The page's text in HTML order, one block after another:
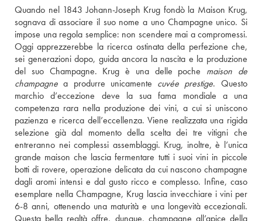
Quando nel 1843 Johann-Joseph Krug fondò la Maison Krug,
sognava di associare il suo nome a uno Champagne unico. Si
impose una regola semplice: non scendere mai a compromessi.
Oggi apprezzerebbe la ricerca ostinata della perfezione che,
sei generazioni dopo, guida ancora la nascita e la produzione
del suo Champagne. Krug è una delle poche maison de
champagne a produrre unicamente cuvée prestige. Questo
marchio d’eccezione deve la sua fama mondiale a una
competenza rara nella produzione dei vini, a cui si uniscono
pazienza e ricerca dell’eccellenza. Viene realizzata una rigida
selezione già dal momento della scelta dei tre vitigni che
entreranno nei complessi assemblaggi. Krug, inoltre, è l’unica
grande maison che lascia fermentare tutti i suoi vini in piccole
botti di rovere, operazione delicata da cui nascono champagne
dagli aromi intensi e dal gusto ricco e complesso. Infine, caso
esemplare nella Champagne, Krug lascia invecchiare i vini per
6-8 anni, ottenendo una maturità e una longevità eccezionali.
Questa bella realtà offre, dunque, champagne all’apice della